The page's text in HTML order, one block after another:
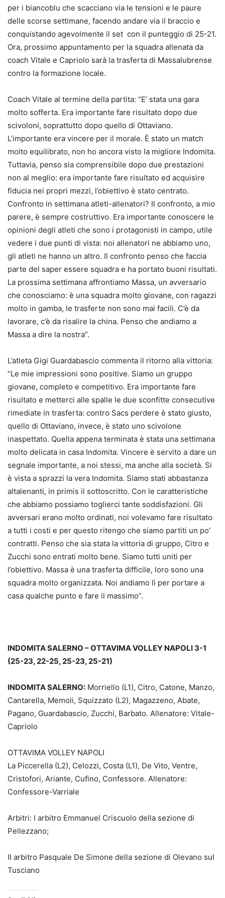
per i biancoblu che scacciano via le tensioni e le paure
delle scorse settimane, facendo andare via il braccio e
conquistando agevolmente il set con il punteggio di 25-21.
Ora, prossimo appuntamento per la squadra allenata da
coach Vitale e Capriolo sarà la trasferta di Massalubrense
contro la formazione locale.
Coach Vitale al termine della partita: “E’ stata una gara
molto sofferta. Era importante fare risultato dopo due
scivoloni, soprattutto dopo quello di Ottaviano.
L’importante era vincere per il morale. È stato un match
molto equilibrato, non ho ancora visto la migliore Indomita.
Tuttavia, penso sia comprensibile dopo due prestazioni
non al meglio: era importante fare risultato ed acquisire
fiducia nei propri mezzi, l’obiettivo è stato centrato.
Confronto in settimana atleti-allenatori? Il confronto, a mio
parere, è sempre costruttivo. Era importante conoscere le
opinioni degli atleti che sono i protagonisti in campo, utile
vedere i due punti di vista: noi allenatori ne abbiamo uno,
gli atleti ne hanno un altro. Il confronto penso che faccia
parte del saper essere squadra e ha portato buoni risultati.
La prossima settimana affrontiamo Massa, un avversario
che conosciamo: è una squadra molto giovane, con ragazzi
molto in gamba, le trasferte non sono mai facili. C’è da
lavorare, c’è da risalire la china. Penso che andiamo a
Massa a dire la nostra”.
L’atleta Gigi Guardabascio commenta il ritorno alla vittoria:
“Le mie impressioni sono positive. Siamo un gruppo
giovane, completo e competitivo. Era importante fare
risultato e metterci alle spalle le due sconfitte consecutive
rimediate in trasferta: contro Sacs perdere è stato giusto,
quello di Ottaviano, invece, è stato uno scivolone
inaspettato. Quella appena terminata è stata una settimana
molto delicata in casa Indomita. Vincere è servito a dare un
segnale importante, a noi stessi, ma anche alla società. Si
è vista a sprazzi la vera Indomita. Siamo stati abbastanza
altalenanti, in primis il sottoscritto. Con le caratteristiche
che abbiamo possiamo toglierci tante soddisfazioni. Gli
avversari erano molto ordinati, noi volevamo fare risultato
a tutti i costi e per questo ritengo che siamo partiti un po’
contratti. Penso che sia stata la vittoria di gruppo, Citro e
Zucchi sono entrati molto bene. Siamo tutti uniti per
l’obiettivo. Massa è una trasferta difficile, loro sono una
squadra molto organizzata. Noi andiamo lì per portare a
casa qualche punto e fare il massimo”.
INDOMITA SALERNO – OTTAVIMA VOLLEY NAPOLI 3-1
(25-23, 22-25, 25-23, 25-21)
INDOMITA SALERNO: Morriello (L1), Citro, Catone, Manzo,
Cantarella, Memoli, Squizzato (L2), Magazzeno, Abate,
Pagano, Guardabascio, Zucchi, Barbato. Allenatore: Vitale-
Capriolo
OTTAVIMA VOLLEY NAPOLI
La Piccerella (L2), Celozzi, Costa (L1), De Vito, Ventre,
Cristofori, Ariante, Cufino, Confessore. Allenatore:
Confessore-Varriale
Arbitri: I arbitro Emmanuel Criscuolo della sezione di
Pellezzano;
II arbitro Pasquale De Simone della sezione di Olevano sul
Tusciano